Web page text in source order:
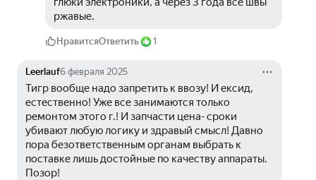
ржавые.
НравитсяОтветить 1
Leerlauf6 февраля 2025
Тигр вообще надо запретить к ввозу! И ексид,
естественно! Уже все занимаются только
ремонтом этого г.! И запчасти цена- сроки
убивают любую логику и здравый смысл! Давно
пора безответственным органам выбрать к
поставке лишь достойные по качеству аппараты.
Позор!